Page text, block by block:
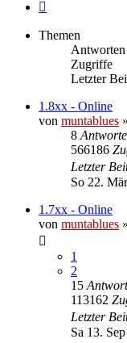
Themen
Antworten
Zugriffe
Letzter
1.8xx - Online
von muntablues
8
566186
Letzter
So 22.
1.7xx - Online
von muntablues
1
2
15
113162
Letzter
Sa 13.